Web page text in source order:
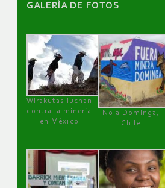
GALERÌA DE FOTOS
Wirakutas luchan
contra la minería
en México
No a Dominga,
Chile